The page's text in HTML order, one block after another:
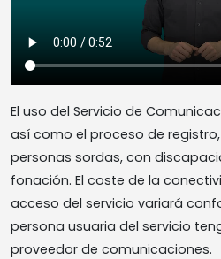
El uso del Servicio de
así como el proceso de
personas sordas, con
fonación. El coste de la
acceso del servicio variará
persona usuaria del servicio
proveedor de comunicaciones.